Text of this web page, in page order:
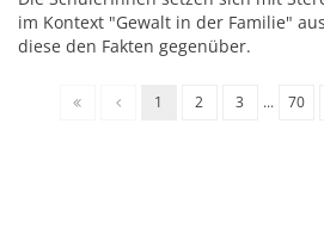
im Kontext "Gewalt in der Familie"
diese den Fakten gegenüber.
1 2 3 ... 70